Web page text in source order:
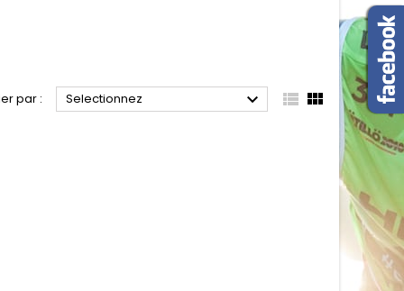
par : Selectionnez   